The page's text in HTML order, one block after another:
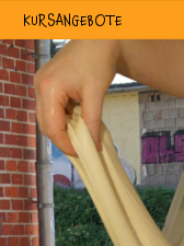
KURSANGEBOTE